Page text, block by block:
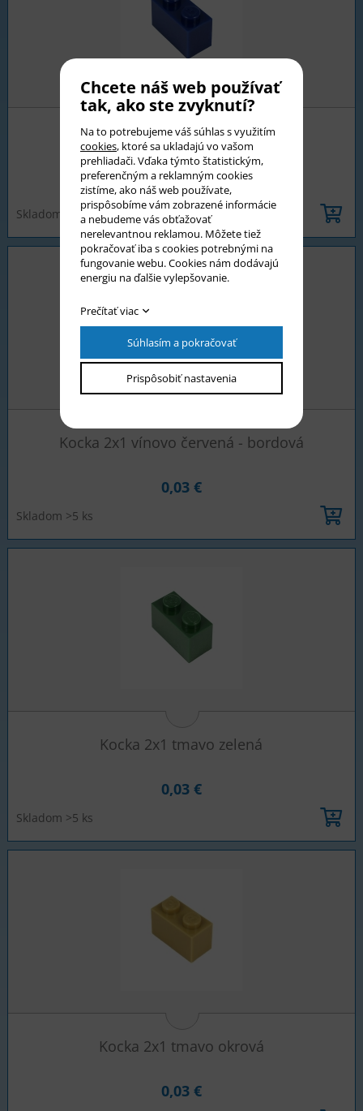
Kocka 2x1 tmavo modrá
0,03 €
Skladom >5 ks
Kocka 2x1 vínovo červená - bordová
0,03 €
Skladom >5 ks
Kocka 2x1 tmavo zelená
0,03 €
Skladom >5 ks
Kocka 2x1 tmavo okrová
0,03 €
Chcete náš web používať
tak, ako ste zvyknutí?
Na to potrebujeme váš súhlas s využitím
cookies, ktoré sa ukladajú vo vašom
prehliadači. Vďaka týmto štatistickým,
preferenčným a reklamným cookies
zistíme, ako náš web používate,
prispôsobíme vám zobrazené informácie
a nebudeme vás obťažovať
nerelevantnou reklamou. Môžete tiež
pokračovať iba s cookies potrebnými na
fungovanie webu. Cookies nám dodávajú
energiu na ďalšie vylepšovanie.
Prečítať viac
Súhlasím a pokračovať
Prispôsobiť nastavenia